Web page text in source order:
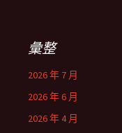
彙整
2026 年 7 月
2026 年 6 月
2026 年 4 月